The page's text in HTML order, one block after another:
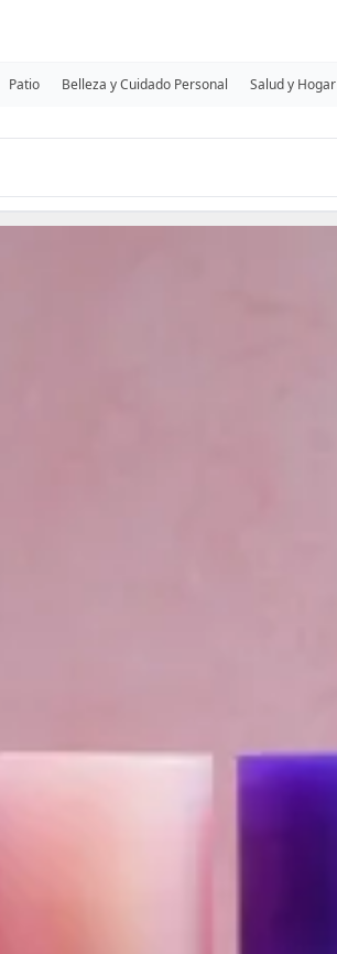
Patio Belleza y Cuidado Personal Salud y Hogar